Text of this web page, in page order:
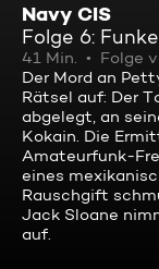
Navy CIS
Folge 6:
41 Min. Folge
Der Mord an
Rätsel auf: Der
abgelegt, an
Kokain. Die
Amateurfunk-
eines
Rauschgift
Jack Sloane
auf.